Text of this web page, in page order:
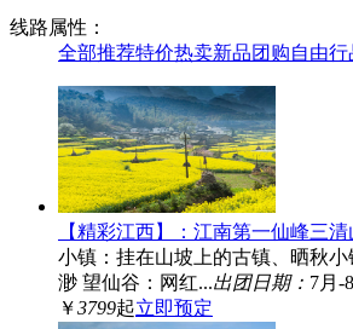
线路属性：
全部推荐特价热卖新品团购自由行
【精彩江西】：江南第一仙峰三
小镇：挂在山坡上的古镇、晒秋
渺 望仙谷：网红...出团日期： 7月-
￥3799起立即预定